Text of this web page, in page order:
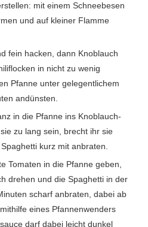
mit einem Schneebesen
und auf kleiner Flamme
in nicht zu wenig
Pfanne unter gelegentlichem
andünsten.
zu lang sein, brecht ihr sie
kurz mit anbraten.
drehen und die Spaghetti in der
scharf anbraten, dabei ab
eines Pfannenwenders
darf dabei leicht dunkel